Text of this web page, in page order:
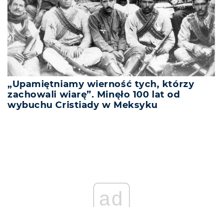
„Upamiętniamy wierność tych, którzy
zachowali wiarę”. Minęło 100 lat od
wybuchu Cristiady w Meksyku
ad